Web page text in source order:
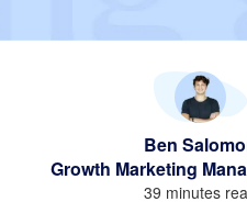
Ben
Growth Marketing
39 minutes